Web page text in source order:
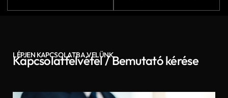
LÉPJEN KAPCSOLATBA VELÜNK
Kapcsolatfelvétel / Bemutató kérése